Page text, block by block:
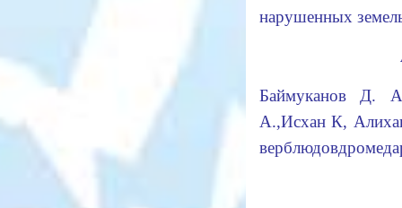
нарушенных
Баймуканов Д.
А.,Исхан К,